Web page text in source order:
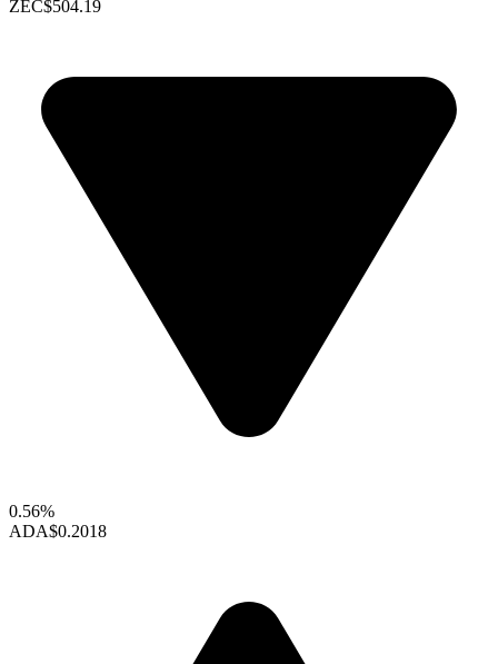
ZEC$504.19
0.56%
ADA$0.2018